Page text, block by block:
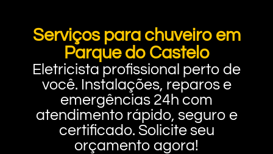
Serviços para chuveiro em
Parque do Castelo
Eletricista profissional perto de
você. Instalações, reparos e
emergências 24h com
atendimento rápido, seguro e
certificado. Solicite seu
orçamento agora!